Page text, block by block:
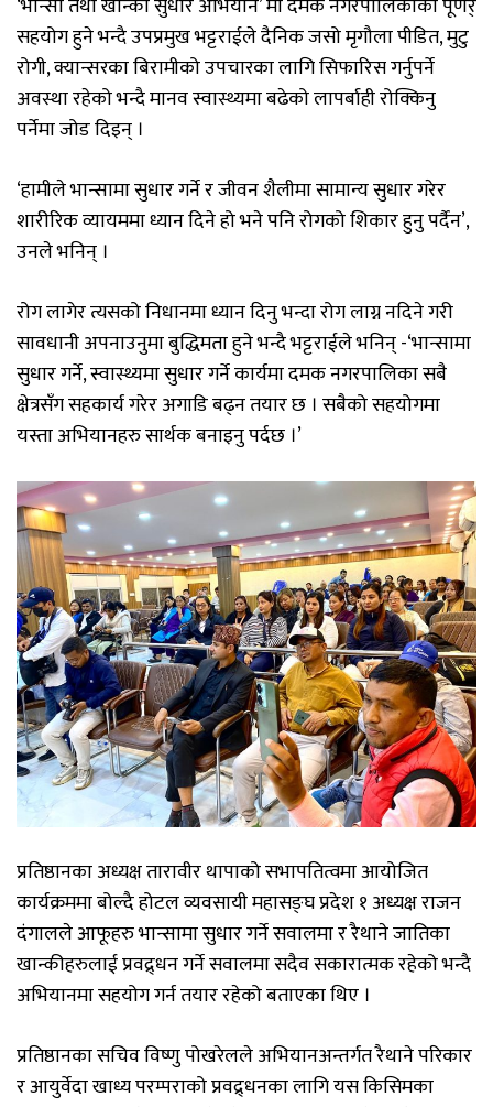
‘भान्सा तथा खान्की सुधार अभियान’ मा दमक नगरपालिकाको पूणर्
सहयोग हुने भन्दै उपप्रमुख भट्टराईले दैनिक जसो मृगौला पीडित, मुटु
रोगी, क्यान्सरका बिरामीको उपचारका लागि सिफारिस गर्नुपर्ने
अवस्था रहेको भन्दै मानव स्वास्थ्यमा बढेको लापर्बाही रोक्किनु
पर्नेमा जोड दिइन् ।
‘हामीले भान्सामा सुधार गर्ने र जीवन शैलीमा सामान्य सुधार गरेर
शारीरिक व्यायममा ध्यान दिने हो भने पनि रोगको शिकार हुनु पर्दैन’,
उनले भनिन् ।
रोग लागेर त्यसको निधानमा ध्यान दिनु भन्दा रोग लाग्न नदिने गरी
सावधानी अपनाउनुमा बुद्धिमता हुने भन्दै भट्टराईले भनिन् -‘भान्सामा
सुधार गर्ने, स्वास्थ्यमा सुधार गर्ने कार्यमा दमक नगरपालिका सबै
क्षेत्रसँग सहकार्य गरेर अगाडि बढ्न तयार छ । सबैको सहयोगमा
यस्ता अभियानहरु सार्थक बनाइनु पर्दछ ।’
प्रतिष्ठानका अध्यक्ष तारावीर थापाको सभापतित्वमा आयोजित
कार्यक्रममा बोल्दै होटल व्यवसायी महासङ्घ प्रदेश १ अध्यक्ष राजन
दंगालले आफूहरु भान्सामा सुधार गर्ने सवालमा र रैथाने जातिका
खान्कीहरुलाई प्रवद्र्धन गर्ने सवालमा सदैव सकारात्मक रहेको भन्दै
अभियानमा सहयोग गर्न तयार रहेको बताएका थिए ।
प्रतिष्ठानका सचिव विष्णु पोखरेलले अभियानअन्तर्गत रैथाने परिकार
र आयुर्वेदा खाध्य परम्पराको प्रवद्र्धनका लागि यस किसिमका